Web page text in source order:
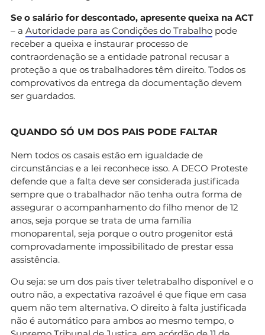
Se o salário for descontado, apresente queixa na ACT
– a Autoridade para as Condições do Trabalho pode
receber a queixa e instaurar processo de
contraordenação se a entidade patronal recusar a
proteção a que os trabalhadores têm direito. Todos os
comprovativos da entrega da documentação devem
ser guardados.
QUANDO SÓ UM DOS PAIS PODE FALTAR
Nem todos os casais estão em igualdade de
circunstâncias e a lei reconhece isso. A DECO Proteste
defende que a falta deve ser considerada justificada
sempre que o trabalhador não tenha outra forma de
assegurar o acompanhamento do filho menor de 12
anos, seja porque se trata de uma família
monoparental, seja porque o outro progenitor está
comprovadamente impossibilitado de prestar essa
assistência.
Ou seja: se um dos pais tiver teletrabalho disponível e o
outro não, a expectativa razoável é que fique em casa
quem não tem alternativa. O direito à falta justificada
não é automático para ambos ao mesmo tempo, o